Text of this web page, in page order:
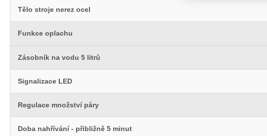
Tělo stroje nerez ocel
Funkce oplachu
Zásobník na vodu 5 litrů
Signalizace LED
Regulace množství páry
Doba nahřívání - přibližně 5 minut